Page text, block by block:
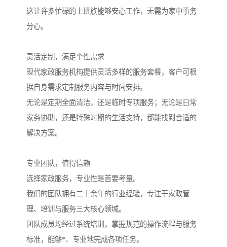
这让许多忙碌的上班族能够安心工作，无需为家中事务
分心。
灵活定制，满足个性需求
现代家政服务机构提供灵活多样的服务套餐，客户可根
据自身需求定制服务内容与时间安排。
无论是定期全面清洁，还是临时专项服务；无论是日常
家务协助，还是特殊时期的生活支持，都能找到合适的
解决方案。
专业团队，值得信赖
选择家政服务，专业性是首要考量。
我们的团队拥有二十余年的行业经验，专注于家政管
理、培训与服务三大核心领域。
团队成员均经过系统培训，掌握规范的操作流程与服务
标准，能够*、专业地完成各项任务。